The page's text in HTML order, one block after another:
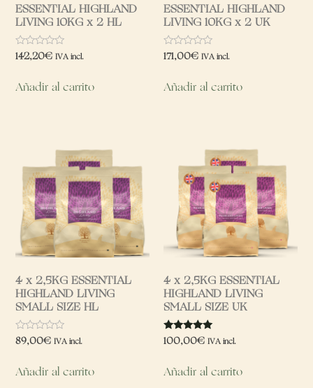
ESSENTIAL HIGHLAND
LIVING 10KG x 2 HL
Valorado
con
5
142,20€ IVA incl.
Añadir al carrito
ESSENTIAL HIGHLAND
LIVING 10KG x 2 UK
Valorado
con
5
171,00€ IVA incl.
Añadir al carrito
4 x 2,5KG ESSENTIAL
HIGHLAND LIVING
SMALL SIZE HL
Valorado
con
5
89,00€ IVA incl.
Añadir al carrito
4 x 2,5KG ESSENTIAL
HIGHLAND LIVING
SMALL SIZE UK
Valorado
con
100,00€ IVA incl.
Añadir al carrito